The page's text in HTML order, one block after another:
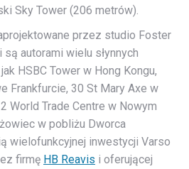
Sky Tower (206 metrów).
przez studio Foster
autorami wielu słynnych
HSBC Tower w Hong Kongu,
Frankfurcie, 30 St Mary Axe w
World Trade Centre w Nowym
w pobliżu Dworca
wielofunkcyjnej inwestycji Varso
firmę HB Reavis i oferującej